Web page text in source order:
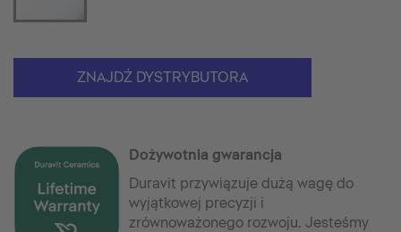
ZNAJDŹ DYSTRYBUTORA
Dożywotnia gwarancja
Duravit przywiązuje dużą wagę do
wyjątkowej precyzji i
zrównoważonego rozwoju. Jesteśmy